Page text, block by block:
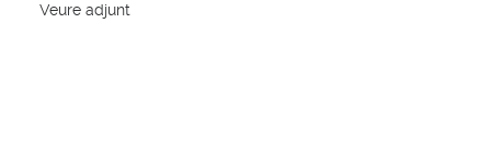
Veure adjunt